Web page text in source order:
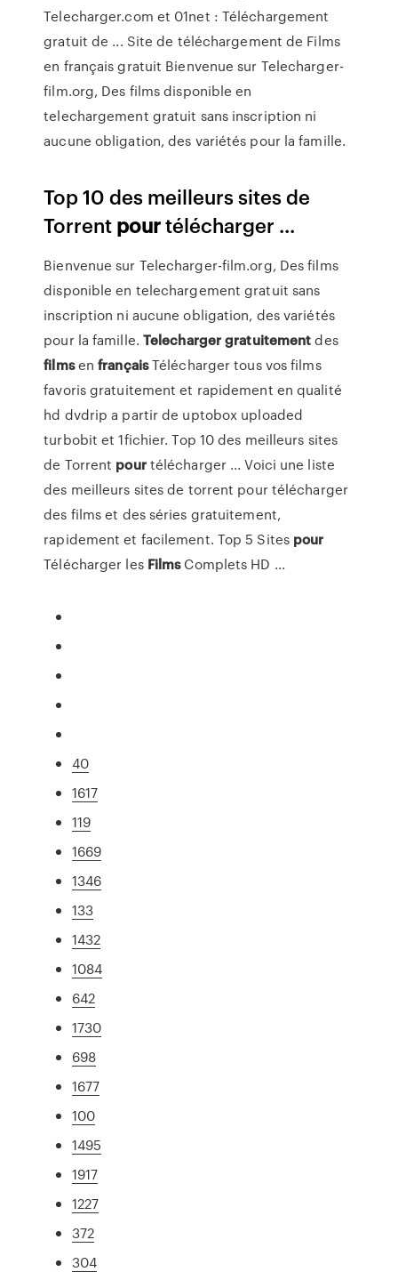
Telecharger.com et 01net : Téléchargement
gratuit de ... Site de téléchargement de Films
en français gratuit Bienvenue sur Telecharger-
film.org, Des films disponible en
telechargement gratuit sans inscription ni
aucune obligation, des variétés pour la famille.
Top 10 des meilleurs sites de
Torrent pourtélécharger ...
Bienvenue sur Telecharger-film.org, Des films
disponible en telechargement gratuit sans
inscription ni aucune obligation, des variétés
pour la famille. Telechargergratuitementdes
filmsenfrançaisTélécharger tous vos films
favoris gratuitement et rapidement en qualité
hd dvdrip a partir de uptobox uploaded
turbobit et 1fichier. Top 10 des meilleurs sites
de Torrent pourtélécharger ... Voici une liste
des meilleurs sites de torrent pour télécharger
des films et des séries gratuitement,
rapidement et facilement. Top 5 Sites pour
Télécharger les FilmsComplets HD ...
40
1617
119
1669
1346
133
1432
1084
642
1730
698
1677
100
1495
1917
1227
372
304